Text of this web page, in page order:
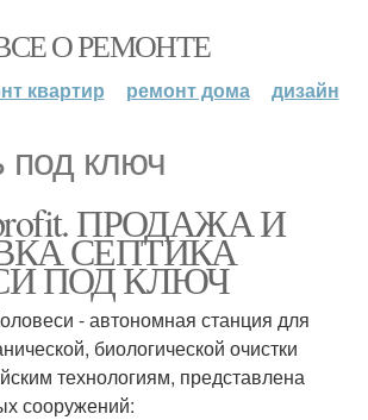
О РЕМОНТЕ
квартир ремонт дома дизайн
под ключ
ПРОДАЖА И
СЕПТИКА
ПОД КЛЮЧ
- автономная станция для
биологической очистки
технологиям, представлена
сооружений: